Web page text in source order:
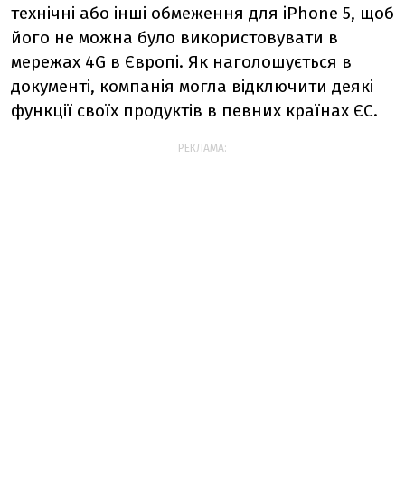
технічні або інші обмеження для iPhone 5, щоб
його не можна було використовувати в
мережах 4G в Європі. Як наголошується в
документі, компанія могла відключити деякі
функції своїх продуктів в певних країнах ЄС.
РЕКЛАМА: